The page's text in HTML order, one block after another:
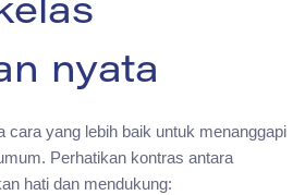
nyata
cara yang lebih baik untuk menanggapi
Perhatikan kontras antara
hati dan mendukung: